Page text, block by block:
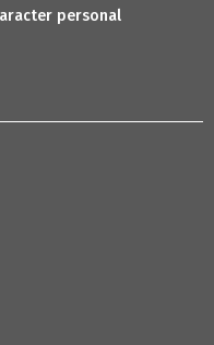
personal